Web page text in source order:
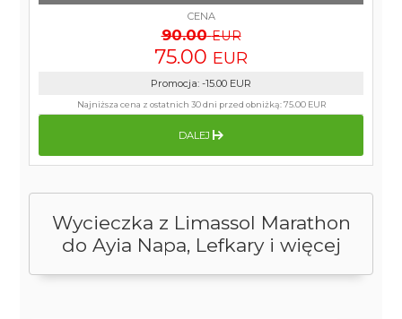
Wycieczka z Limassol Marathon
do Ayia Napa, Lefkary i więcej
CENA
90.00 EUR
75.00 EUR
Promocja: -15.00 EUR
Najniższa cena z ostatnich 30 dni przed obniżką:75.00 EUR
DALEJ